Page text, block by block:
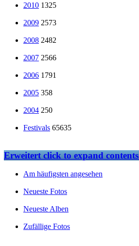
2010 1325
2009 2573
2008 2482
2007 2566
2006 1791
2005 358
2004 250
Festivals 65635
Erweitertclick to expand contents
Am häufigsten angesehen
Neueste Fotos
Neueste Alben
Zufällige Fotos